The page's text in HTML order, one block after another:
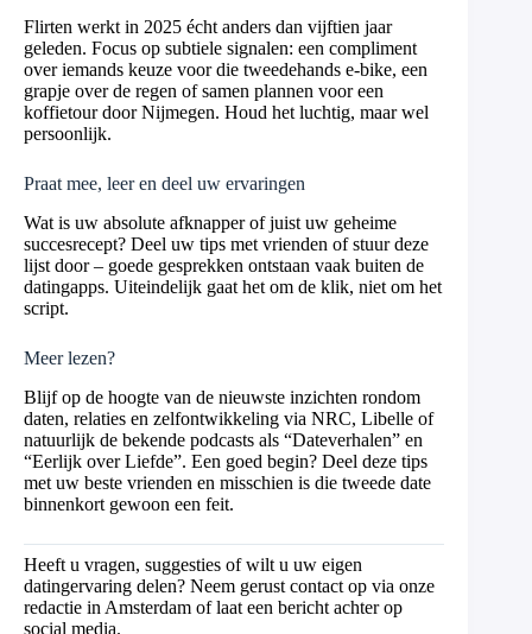
Flirten werkt in 2025 écht anders dan vijftien jaar
geleden. Focus op subtiele signalen: een compliment
over iemands keuze voor die tweedehands e-bike, een
grapje over de regen of samen plannen voor een
koffietour door Nijmegen. Houd het luchtig, maar wel
persoonlijk.
Praat mee, leer en deel uw ervaringen
Wat is uw absolute afknapper of juist uw geheime
succesrecept? Deel uw tips met vrienden of stuur deze
lijst door – goede gesprekken ontstaan vaak buiten de
datingapps. Uiteindelijk gaat het om de klik, niet om het
script.
Meer lezen?
Blijf op de hoogte van de nieuwste inzichten rondom
daten, relaties en zelfontwikkeling via NRC, Libelle of
natuurlijk de bekende podcasts als “Dateverhalen” en
“Eerlijk over Liefde”. Een goed begin? Deel deze tips
met uw beste vrienden en misschien is die tweede date
binnenkort gewoon een feit.
Heeft u vragen, suggesties of wilt u uw eigen
datingervaring delen? Neem gerust contact op via onze
redactie in Amsterdam of laat een bericht achter op
social media.